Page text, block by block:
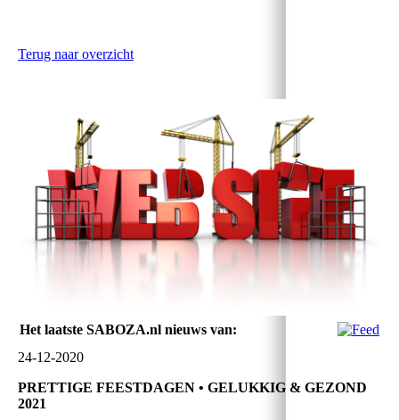
Terug naar overzicht
Het laatste SABOZA.nl nieuws van:
24-12-2020
PRETTIGE FEESTDAGEN • GELUKKIG & GEZOND
2021